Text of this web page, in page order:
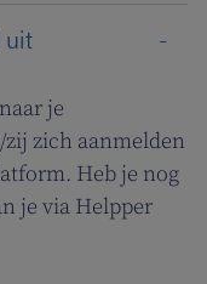
uit
je
zich aanmelden
Heb je nog
je via Helpper